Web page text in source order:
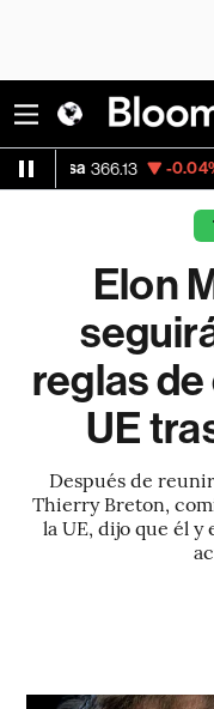
-0.04%
Elon
reglas
UE
Después de
Thierry Breton,
la UE, dijo que él